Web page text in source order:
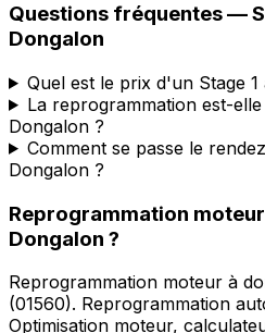
Questions fréquentes —
Dongalon
Quel est le prix d'un Stage
La reprogrammation est-
Dongalon ?
Comment se passe le
Dongalon ?
Reprogrammation
Dongalon ?
Reprogrammation moteur à
(01560). Reprogrammation
Optimisation moteur,